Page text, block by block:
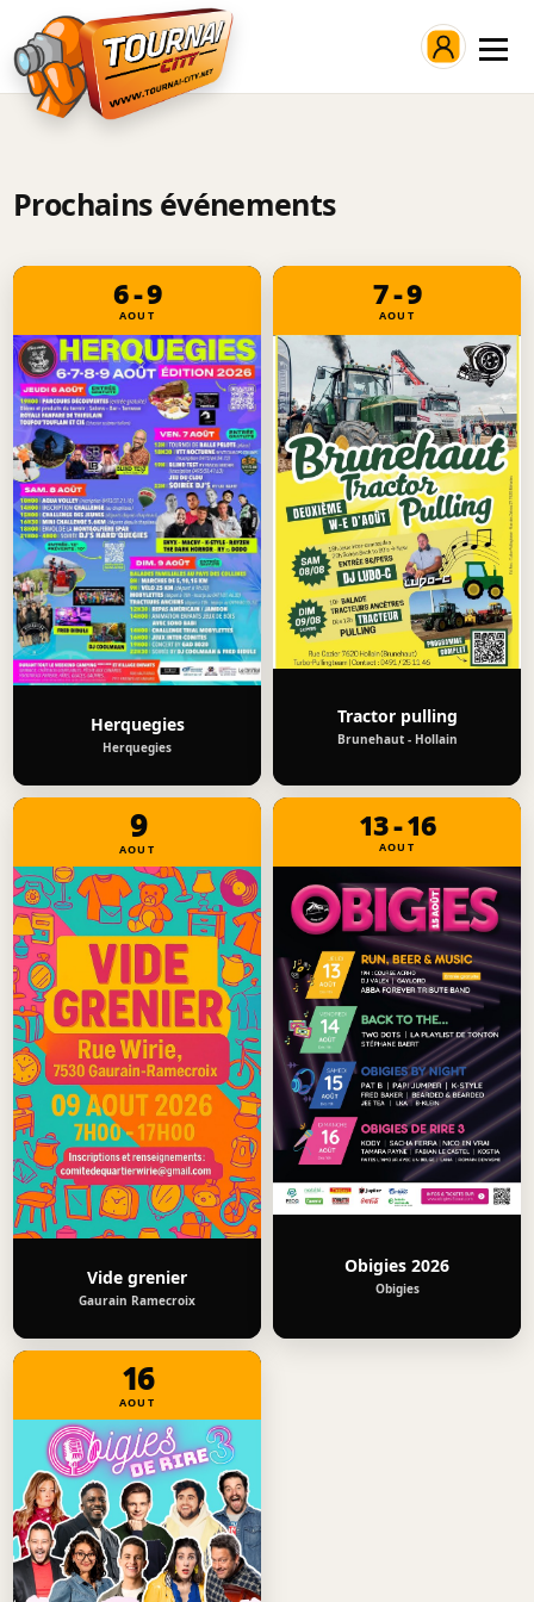
Connexion
Prochains événements
6 - 9
AOUT
Herquegies
Herquegies
7 - 9
AOUT
Tractor pulling
Brunehaut - Hollain
9
AOUT
Vide grenier
Gaurain Ramecroix
13 - 16
AOUT
Obigies 2026
Obigies
16
AOUT